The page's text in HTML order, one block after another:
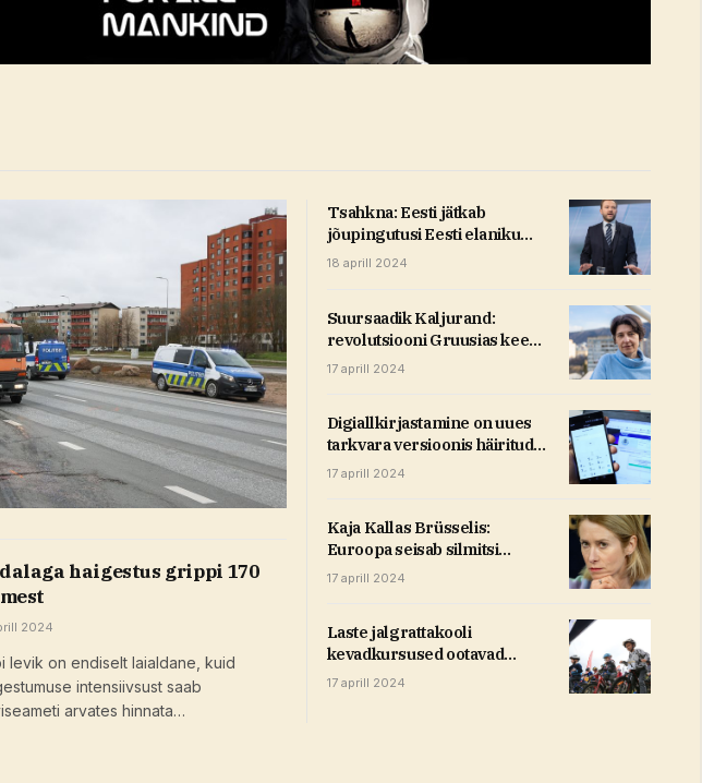
haigestus grippi 170
2024
levik on endiselt laialdane, kuid
intensiivsust saab
arvates hinnata…
Tsahkna: Eesti jätkab
jõupingutusi Eesti elaniku
vabastamiseks kaaperdatud
18 aprill 2024
Suursaadik Kaljurand:
revolutsiooni Gruusias keegi
ei plaani ega taha
17 aprill 2024
Digiallkirjastamine on uues
tarkvara versioonis häiritud
(1)
17 aprill 2024
Kaja Kallas Brüsselis:
Euroopa seisab silmitsi
kriitilise hetkega
17 aprill 2024
Laste jalgrattakooli
kevadkursused ootavad
osalejaid
17 aprill 2024